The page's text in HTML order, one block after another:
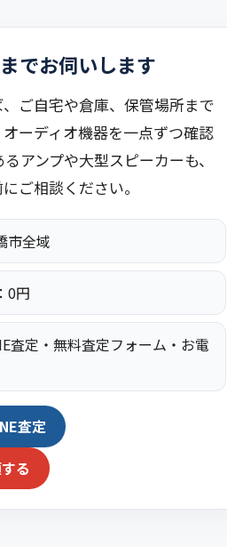
でお伺いします
ご自宅や倉庫、保管場所まで
ーディオ機器を一点ずつ確認
アンプや大型スピーカーも、
ご相談ください。
市全域
0円
査定・無料査定フォーム・お電
査定
る